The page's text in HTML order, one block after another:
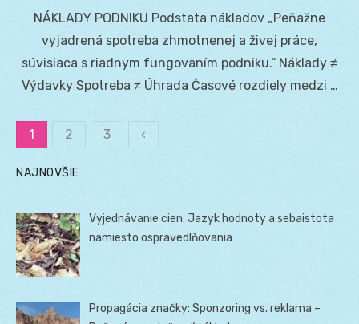
NÁKLADY PODNIKU Podstata nákladov „Peňažne
vyjadrená spotreba zhmotnenej a živej práce,
súvisiaca s riadnym fungovaním podniku.“ Náklady ≠
Výdavky Spotreba ≠ Úhrada Časové rozdiely medzi …
Stránkovanie
príspevkov
1 2 3 ‹
NAJNOVŠIE
Vyjednávanie cien: Jazyk hodnoty a sebaistota
namiesto ospravedlňovania
Propagácia značky: Sponzoring vs. reklama –